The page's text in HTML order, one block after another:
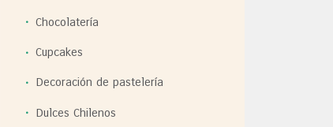
Chocolatería
Cupcakes
Decoración de pastelería
Dulces Chilenos